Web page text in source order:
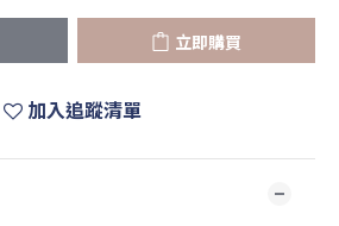
立即購買
加入追蹤清單